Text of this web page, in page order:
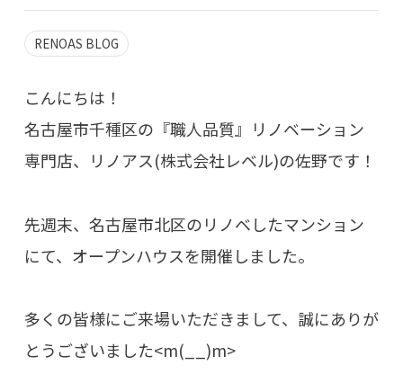
RENOAS BLOG
こんにちは！
名古屋市千種区の『職人品質』リノベーション
専門店、リノアス(株式会社レベル)の佐野です！
先週末、名古屋市北区のリノベしたマンション
にて、オープンハウスを開催しました。
多くの皆様にご来場いただきまして、誠にありが
とうございました<m(__)m>